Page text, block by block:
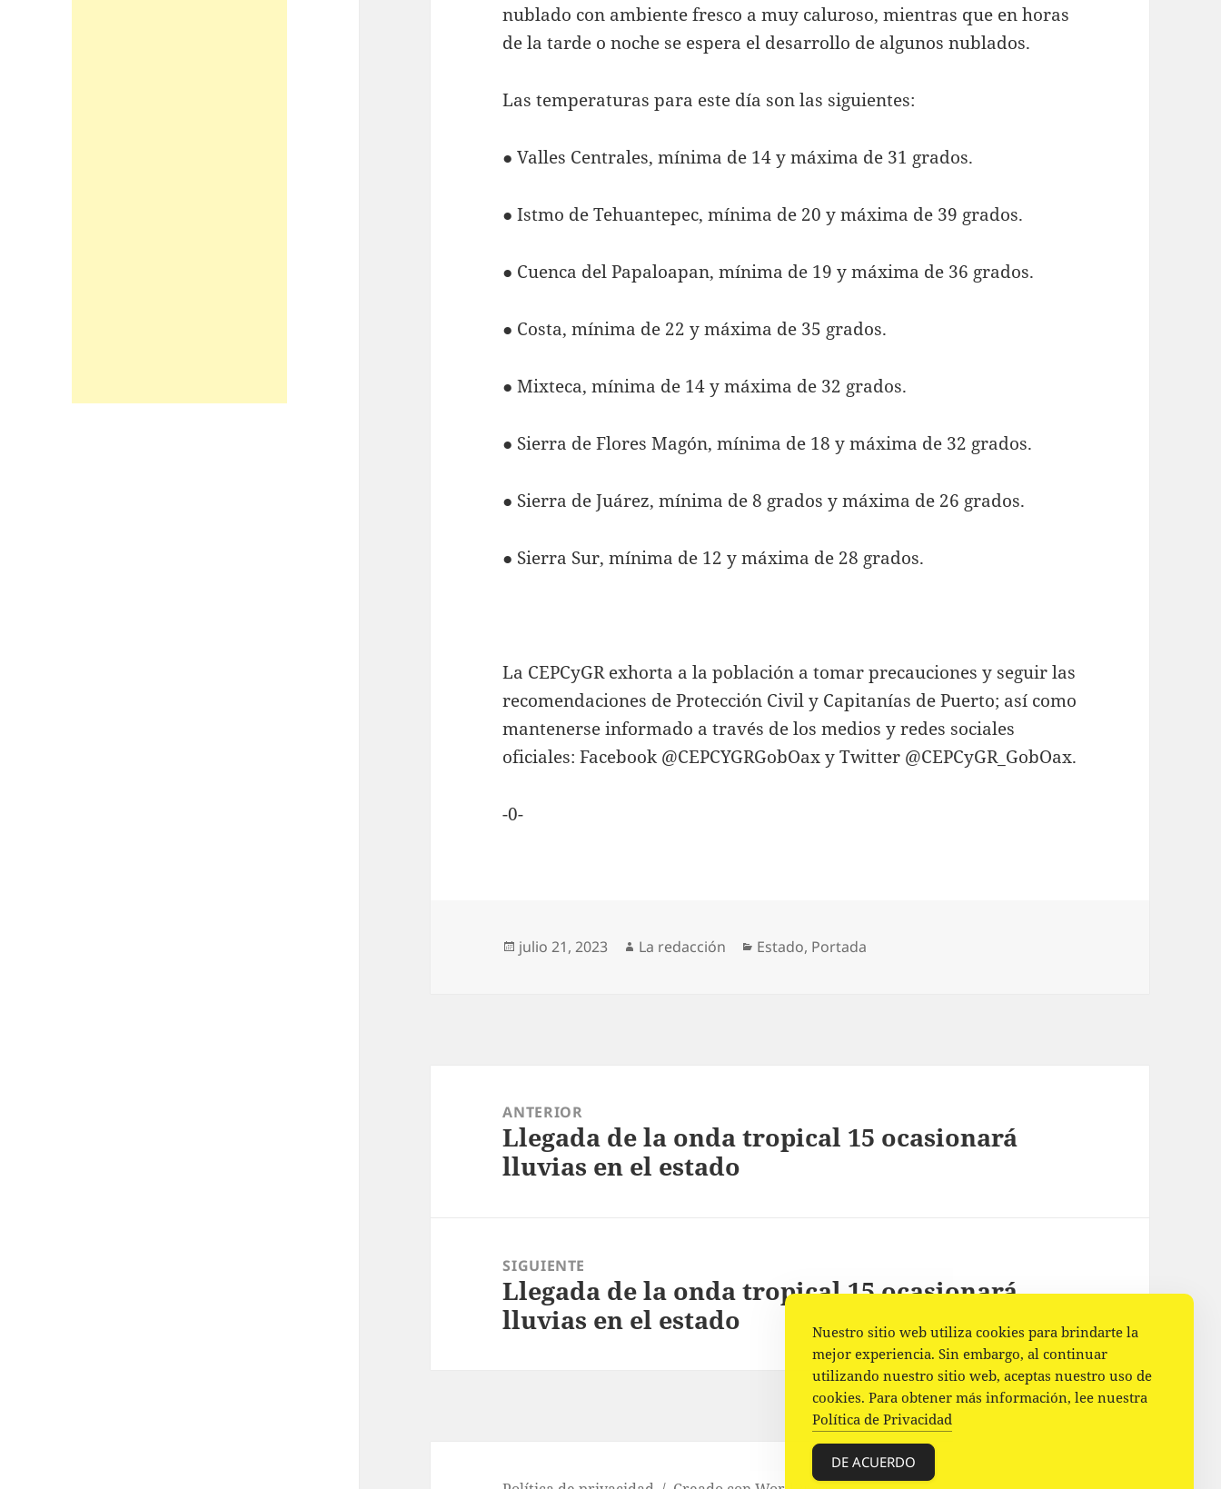
nublado con ambiente fresco a muy caluroso, mientras que en horas
de la tarde o noche se espera el desarrollo de algunos nublados.
Las temperaturas para este día son las siguientes:
● Valles Centrales, mínima de 14 y máxima de 31 grados.
● Istmo de Tehuantepec, mínima de 20 y máxima de 39 grados.
● Cuenca del Papaloapan, mínima de 19 y máxima de 36 grados.
● Costa, mínima de 22 y máxima de 35 grados.
● Mixteca, mínima de 14 y máxima de 32 grados.
● Sierra de Flores Magón, mínima de 18 y máxima de 32 grados.
● Sierra de Juárez, mínima de 8 grados y máxima de 26 grados.
● Sierra Sur, mínima de 12 y máxima de 28 grados.
La CEPCyGR exhorta a la población a tomar precauciones y seguir las
recomendaciones de Protección Civil y Capitanías de Puerto; así como
mantenerse informado a través de los medios y redes sociales
oficiales: Facebook @CEPCYGRGobOax y Twitter @CEPCyGR_GobOax.
-0-
Publicado
julio 21, 2023 Autor
La redacción Categorías
Estado, Portada
entradas
ANTERIOR
Entrada
anterior:
Llegada de la onda tropical 15 ocasionará
lluvias en el estado
SIGUIENTE
Siguiente
entrada:
Llegada de la onda tropical 15 ocasionará
lluvias en el estado
Nuestro sitio web utiliza cookies para brindarte la
mejor experiencia. Sin embargo, al continuar
utilizando nuestro sitio web, aceptas nuestro uso de
cookies. Para obtener más información, lee nuestra
Política de Privacidad
DE ACUERDO